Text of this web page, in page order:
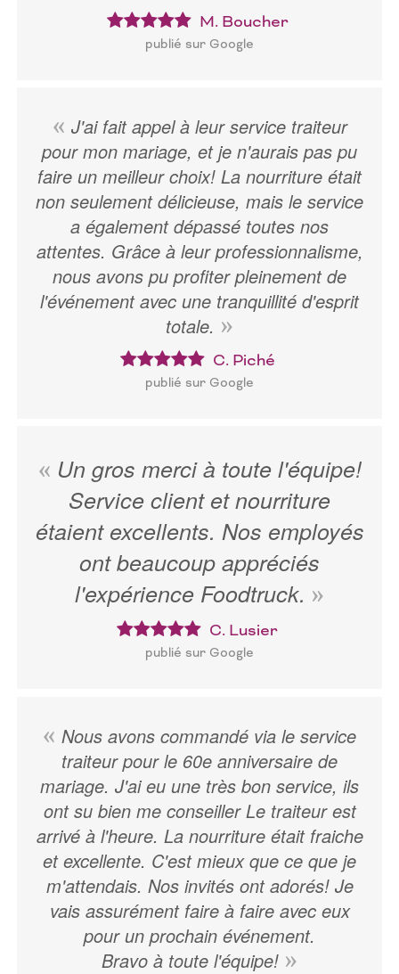
M. Boucher
publié sur Google
J'ai fait appel à leur service traiteur
pour mon mariage, et je n'aurais pas pu
faire un meilleur choix! La nourriture était
non seulement délicieuse, mais le service
a également dépassé toutes nos
attentes. Grâce à leur professionnalisme,
nous avons pu profiter pleinement de
l'événement avec une tranquillité d'esprit
totale.
C. Piché
publié sur Google
Un gros merci à toute l'équipe!
Service client et nourriture
étaient excellents. Nos employés
ont beaucoup appréciés
l'expérience Foodtruck.
C. Lusier
publié sur Google
Nous avons commandé via le service
traiteur pour le 60e anniversaire de
mariage. J'ai eu une très bon service, ils
ont su bien me conseiller Le traiteur est
arrivé à l'heure. La nourriture était fraiche
et excellente. C'est mieux que ce que je
m'attendais. Nos invités ont adorés! Je
vais assurément faire à faire avec eux
pour un prochain événement.
Bravo à toute l'équipe!